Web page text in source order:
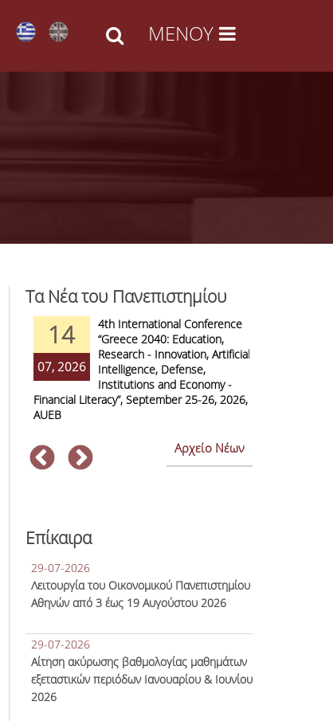
Τα Νέα του Πανεπιστημίου
14
07, 2026
4th International Conference
“Greece 2040: Education,
Research - Innovation, Artificial
Intelligence, Defense,
Institutions and Economy -
Financial Literacy”, September 25-26, 2026,
AUEB
Αρχείο Νέων
Επίκαιρα
29-07-2026
Λειτουργία του Οικονομικού Πανεπιστημίου
Αθηνών από 3 έως 19 Αυγούστου 2026
29-07-2026
Αίτηση ακύρωσης βαθμολογίας μαθημάτων
εξεταστικών περιόδων Ιανουαρίου & Ιουνίου
2026